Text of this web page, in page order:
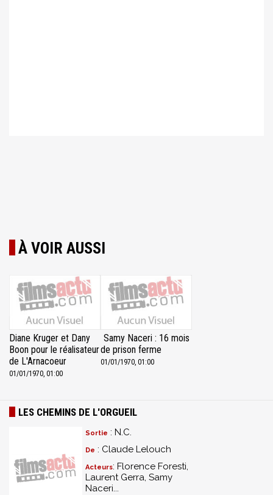
À VOIR AUSSI
Diane Kruger et Dany
Boon pour le réalisateur
de L'Arnacoeur
01/01/1970, 01:00
Samy Naceri : 16 mois
de prison ferme
01/01/1970, 01:00
LES CHEMINS DE L'ORGUEIL
Sortie : N.C.
De : Claude Lelouch
Acteurs: Florence Foresti,
Laurent Gerra, Samy
Naceri...